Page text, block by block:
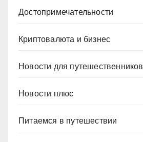
Достопримечательности
Криптовалюта и бизнес
Новости для путешественников
Новости плюс
Питаемся в путешествии